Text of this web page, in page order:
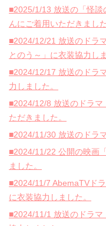
■2025/1/13 放送の「怪談
んにご着用いただきました
■2024/12/21 放送のドラ
とのう～」に衣装協力し
■2024/12/17 放送のドラ
力しました。
■2024/12/8 放送のドラ
ただきました。
■2024/11/30 放送のドラ
■2024/11/22 公開の映画
ました。
■2024/11/7 AbemaTVド
に衣装協力しました。
■2024/11/1 放送のドラ